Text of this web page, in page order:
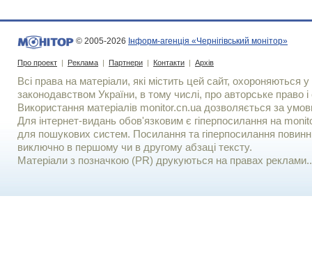
© 2005-2026 Інформ-агенція «Чернігівський монітор»
Про проект | Реклама | Партнери | Контакти | Архів
Всі права на матеріали, які містить цей сайт, охороняються у
законодавством України, в тому числі, про авторське право і
Використання матерiалiв monitor.cn.ua дозволяється за
Для iнтернет-видань обов'язковим є гiперпосилання на
для пошукових систем. Посилання та гіперпосилання
виключно в першому чи в другому абзаці тексту.
Матеріали з позначкою (PR) друкуються на правах реклами..